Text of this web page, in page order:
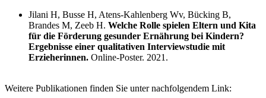
Jilani H, Busse H, Atens-Kahlenberg Wv, Bücking B,
Brandes M, Zeeb H. Welche Rolle spielen Eltern und Kita
für die Förderung gesunder Ernährung bei Kindern?
Ergebnisse einer qualitativen Interviewstudie mit
Erzieherinnen. Online-Poster. 2021.
Weitere Publikationen finden Sie unter nachfolgendem Link: